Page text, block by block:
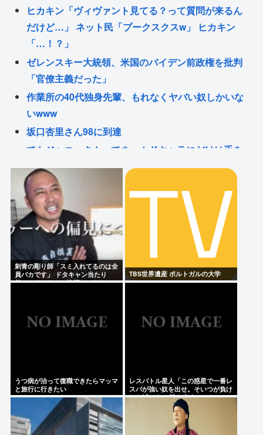
ヒカキン「ヴィヴァント見てる？って質問が来るん
だけど…」 ネット民「プークスクスw」 ヒカキン
「…！？」
ゼレンスキー大統領、米国のバイデン前政権を批判
「官僚主義だった」
作業所の40代独身先輩、もれなくヤバい奴しかいな
いwww
坂口杏里さん98に到達
でもジャニーさんってネームドキャラにだけは手を
出さなかった星人だよな
松本まりか「戦争はやっちゃいかん」祖父が生涯最
も口にした言葉を紹介 平和への思いをつづる
ヒコロヒーと無料でキス👈する？
最近の物価、上がりすぎて何も買えなくなるwww
Powered by livedoor 相互RSS
刺青の彫り師「スミ入れてるのは全
員バカです」 ドタキャン当たり
前、カネはない、挨拶もできない
TBS世界遺産 ポルトガルの大学
うつ病が治って復職できたらマッマ
と旅行に行きたい
レスバトル星人「この惑星で一番レ
スバが強い奴を出せ。そいつが負け
たら滅ぼす」 誰を出す？